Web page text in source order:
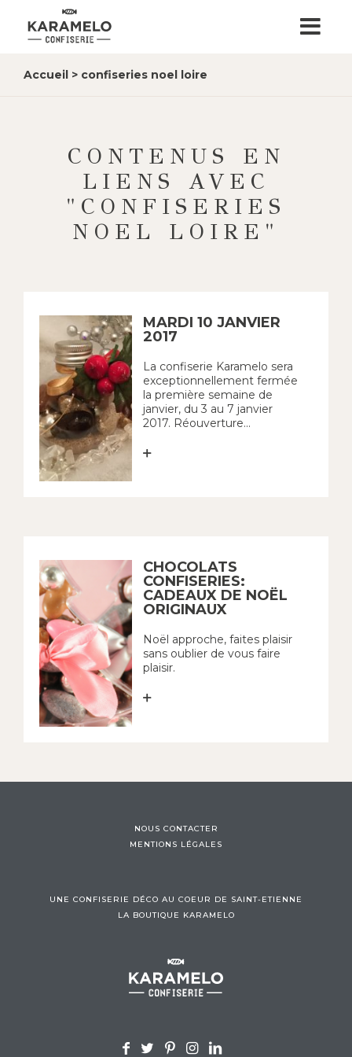
Accueil > confiseries noel loire
CONTENUS EN
LIENS AVEC
"CONFISERIES
NOEL LOIRE"
MARDI 10 JANVIER
2017
La confiserie Karamelo sera
exceptionnellement fermée
la première semaine de
janvier, du 3 au 7 janvier
2017. Réouverture...
CHOCOLATS
CONFISERIES:
CADEAUX DE NOËL
ORIGINAUX
Noël approche, faites plaisir
sans oublier de vous faire
plaisir.
UNE CONFISERIE DÉCO AU COEUR DE SAINT-ETIENNE
LA BOUTIQUE KARAMELO
NOUS CONTACTER
MENTIONS LÉGALES